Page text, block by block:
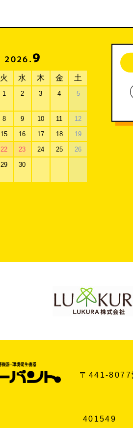
2026.9
火 水 木 金 土
1 2 3 4 5
8 9 10 11 12
15 16 17 18 19
22 23 24 25 26
29 30
〒441-8077
401549